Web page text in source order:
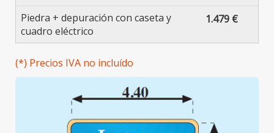
Piedra + depuración con caseta y
cuadro eléctrico
1.479 €
(*) Precios IVA no incluído